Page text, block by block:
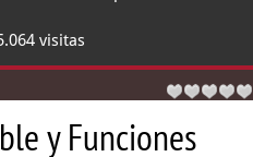
visitas
y Funciones